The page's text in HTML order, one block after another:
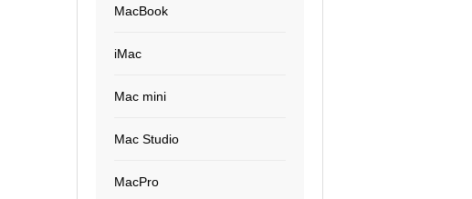
MacBook
iMac
Mac mini
Mac Studio
MacPro